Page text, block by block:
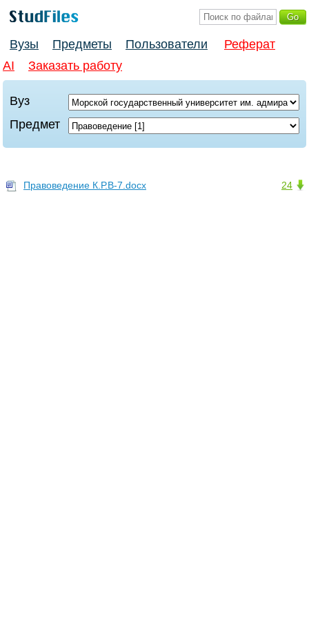
Вузы Предметы Пользователи
Реферат
AI
Заказать работу
Вуз
Предмет
24
Правоведение К.Р.В-7.docx